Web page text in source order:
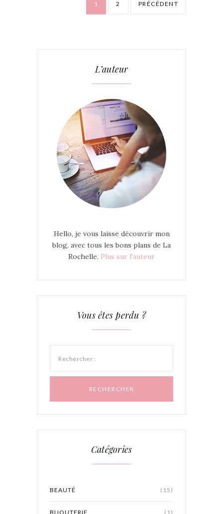
1 2 PRÉCÉDENT
L’auteur
Hello, je vous laisse découvrir mon
blog, avec tous les bons plans de La
Rochelle. Plus sur l'auteur
Vous êtes perdu ?
Rechercher :
Catégories
BEAUTÉ (15)
BIJOUTERIE (1)